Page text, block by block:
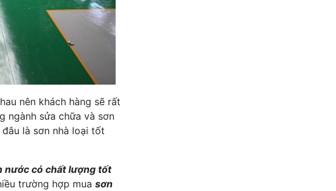
nên khách hàng sẽ rất
ngành sửa chữa và sơn
là sơn nhà loại tốt
nước có chất lượng tốt
trường hợp mua sơn